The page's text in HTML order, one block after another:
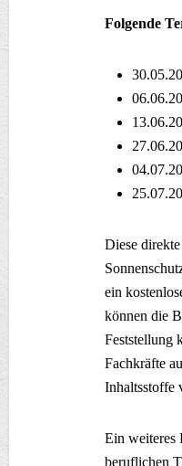
Folgende
Diese
ein
können die
Feststellung
Fachkräfte
Inhaltsstoffe
Ein weiteres
beruflichen